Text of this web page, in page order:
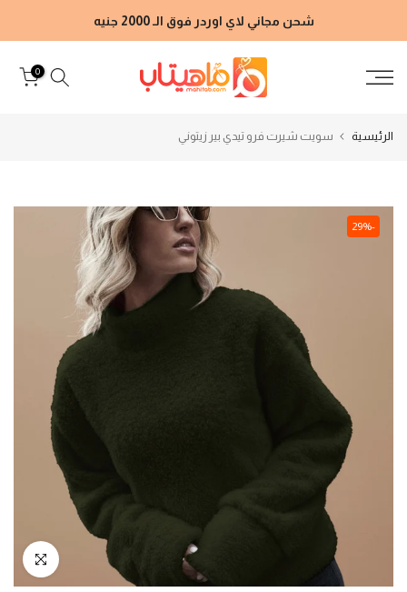
إلى
شحن مجاني لاي اوردر فوق الـ 2000 جنيه
0
الرئيسية سويت شيرت فرو تيدي بير زيتوني
-29%
انقر للتكبير